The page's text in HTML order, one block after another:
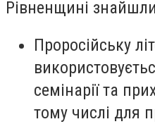
Рівненщині
Проросійську
семінарії та
тому числі для